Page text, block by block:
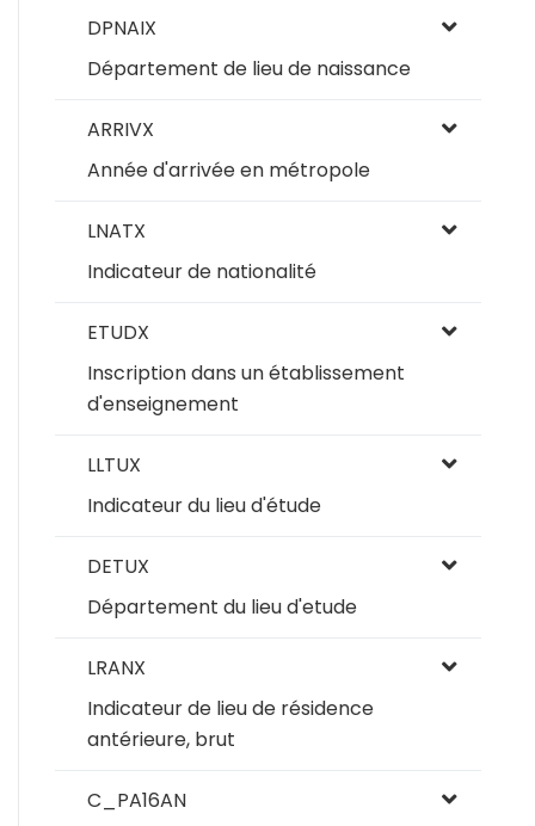
DPNAIX
Département de lieu de naissance
ARRIVX
Année d'arrivée en métropole
LNATX
Indicateur de nationalité
ETUDX
Inscription dans un établissement
d'enseignement
LLTUX
Indicateur du lieu d'étude
DETUX
Département du lieu d'etude
LRANX
Indicateur de lieu de résidence
antérieure, brut
C_PA16AN